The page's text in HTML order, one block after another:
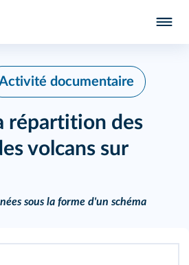
documentaire
répartition des
volcans sur
sous la forme d'un schéma